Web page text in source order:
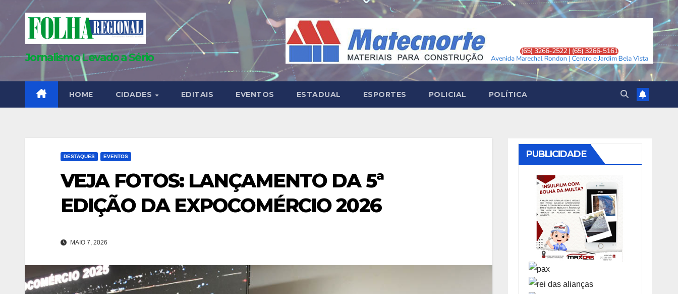
content
Jornalismo Levado a Sério
HOME CIDADES EDITAIS EVENTOS ESTADUAL ESPORTES POLICIAL POLÍTICA
DESTAQUES EVENTOS
VEJA FOTOS: LANÇAMENTO DA 5ª
EDIÇÃO DA EXPOCOMÉRCIO 2026
MAIO 7, 2026
PUBLICIDADE